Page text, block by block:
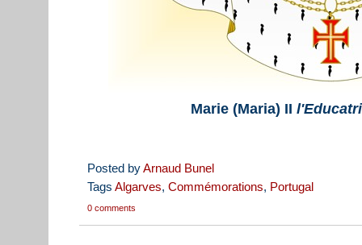
Marie (Maria) II
Posted byArnaud Bunel
Tags Algarves, Commémorations, Portugal
0 comments